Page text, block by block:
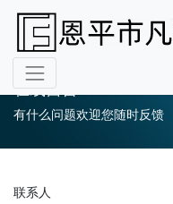
在线留言
有什么问题欢迎您随时反馈
联系人